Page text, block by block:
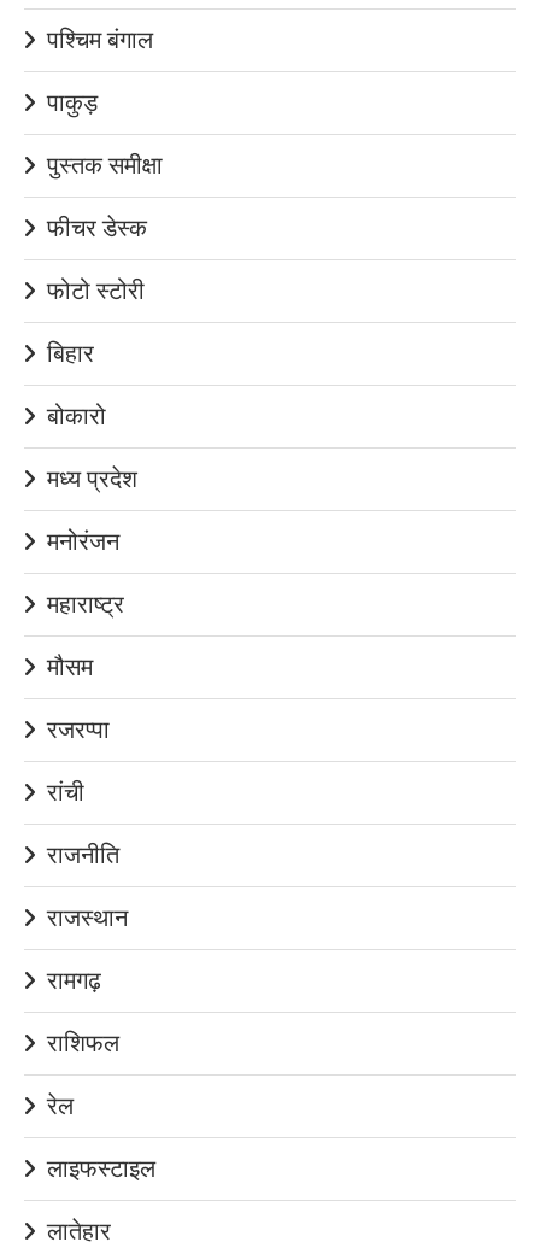
पश्चिम बंगाल
पाकुड़
पुस्तक समीक्षा
फीचर डेस्क
फोटो स्टोरी
बिहार
बोकारो
मध्य प्रदेश
मनोरंजन
महाराष्ट्र
मौसम
रजरप्पा
रांची
राजनीति
राजस्थान
रामगढ़
राशिफल
रेल
लाइफस्टाइल
लातेहार